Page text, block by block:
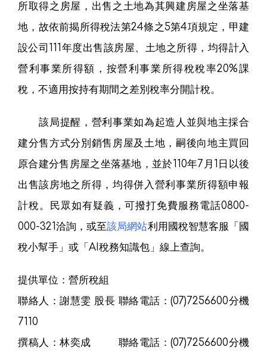
所取得之房屋，出售之土地為其興建房屋之坐落基
地，故依前揭所得稅法第24條之5第4項規定，甲建
設公司111年度出售該房屋、土地之所得，均得計入
營利事業所得額，按營利事業所得稅稅率20%課
稅，不適用按持有期間之差別稅率分開計稅。
該局提醒，營利事業如為起造人並與地主採合
建分售方式分別銷售房屋及土地，嗣後向地主買回
原合建分售房屋之坐落基地，並於110年7月1日以後
出售該房地之所得，均得併入營利事業所得額申報
計稅。民眾如有疑義，可撥打免費服務電話0800-
000-321洽詢，或至該局網站利用國稅智慧客服「國
稅小幫手」或「AI稅務知識包」線上查詢。
提供單位：營所稅組
聯絡人：謝慧雯 股長 聯絡電話：(07)7256600分機
7110
撰稿人：林奕成 聯絡電話：(07)7256600分機